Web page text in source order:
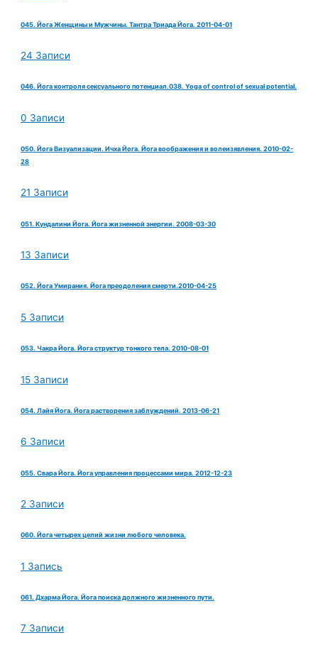
045. Йога Женщины и Мужчины. Тантра Триада Йога. 2011-04-01
24 Записи
046. Йога контроля сексуального потенциал.038. Yoga of control of sexual potential.
0 Записи
050. Йога Визуализации. Ичха Йога. Йога воображения и волеизявления. 2010-02-
28
21 Записи
051. Кундалини Йога. Йога жизненной энергии. 2008-03-30
13 Записи
052. Йога Умирания. Йога преодоления смерти.2010-04-25
5 Записи
053. Чакра Йога. Йога структур тонкого тела. 2010-08-01
15 Записи
054. Лайя Йога. Йога растворения заблуждений. 2013-06-21
6 Записи
055. Свара Йога. Йога управления процессами мира. 2012-12-23
2 Записи
060. Йога четырех целий жизни любого человека.
1 Запись
061. Дхарма Йога. Йога поиска должного жизненного пути.
7 Записи